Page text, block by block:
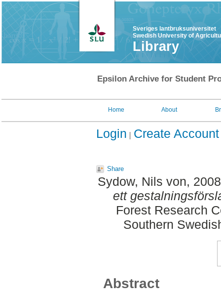
Sveriges lantbruksuniversitet
Swedish University of
Library
Epsilon Archive for Student
Home About
Login Create Account
Share
Sydow, Nils von,
ett
Forest Research
Southern
Abstract